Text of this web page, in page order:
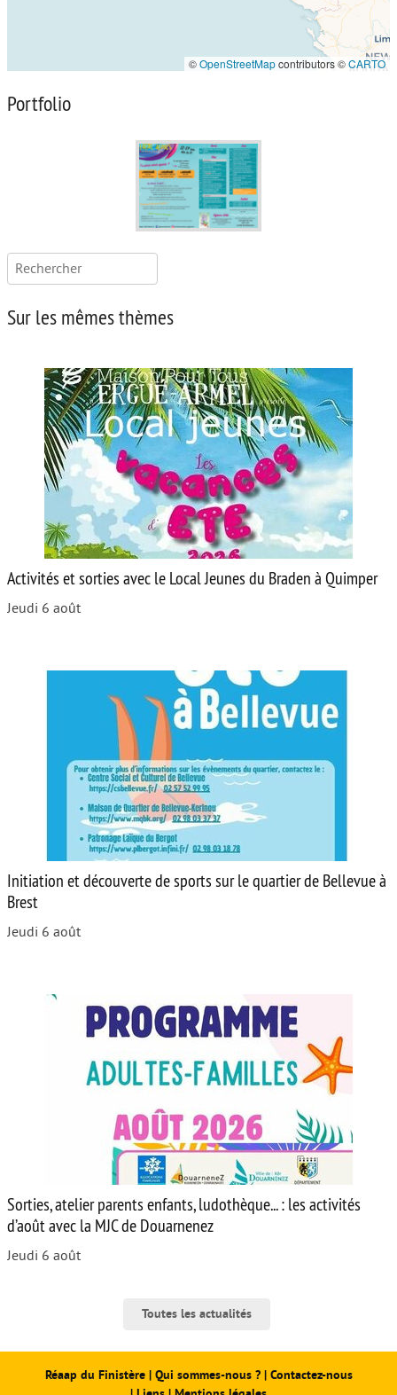
©OpenStreetMapcontributors ©CARTO
Portfolio
Rechercher :
Sur les mêmes thèmes
Activités et sorties avec le Local Jeunes du Braden à Quimper
Jeudi 6 août
Initiation et découverte de sports sur le quartier de Bellevue à
Brest
Jeudi 6 août
Sorties, atelier parents enfants, ludothèque... : les activités
d’août avec la MJC de Douarnenez
Jeudi 6 août
Toutes les actualités
Réaap du Finistère| Qui sommes-nous ? | Contactez-nous